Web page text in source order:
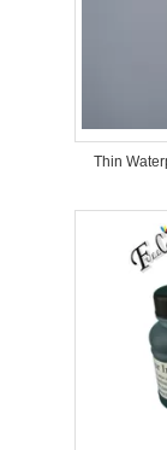
Thin